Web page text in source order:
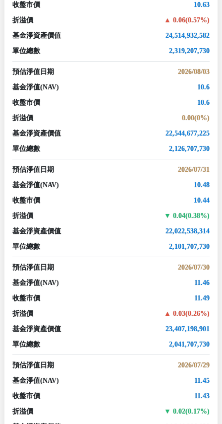
收盤市價 10.63
折溢價 0.06(0.57%)
基金淨資產價值 24,514,932,582
單位總數 2,319,207,730
預估淨值日期 2026/08/03
基金淨值(NAV) 10.6
收盤市價 10.6
折溢價 0.00(0%)
基金淨資產價值 22,544,677,225
單位總數 2,126,707,730
預估淨值日期 2026/07/31
基金淨值(NAV) 10.48
收盤市價 10.44
折溢價 0.04(0.38%)
基金淨資產價值 22,022,538,314
單位總數 2,101,707,730
預估淨值日期 2026/07/30
基金淨值(NAV) 11.46
收盤市價 11.49
折溢價 0.03(0.26%)
基金淨資產價值 23,407,198,901
單位總數 2,041,707,730
預估淨值日期 2026/07/29
基金淨值(NAV) 11.45
收盤市價 11.43
折溢價 0.02(0.17%)